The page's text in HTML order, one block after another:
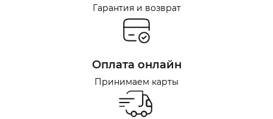
Гарантия и возврат
Оплата онлайн
Принимаем карты